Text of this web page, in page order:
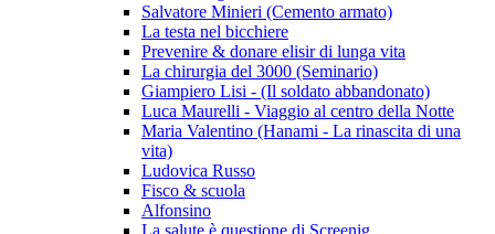
Salvatore Minieri (Cemento armato)
La testa nel bicchiere
Prevenire & donare elisir di lunga vita
La chirurgia del 3000 (Seminario)
Giampiero Lisi - (Il soldato abbandonato)
Luca Maurelli - Viaggio al centro della Notte
Maria Valentino (Hanami - La rinascita di una
vita)
Ludovica Russo
Fisco & scuola
Alfonsino